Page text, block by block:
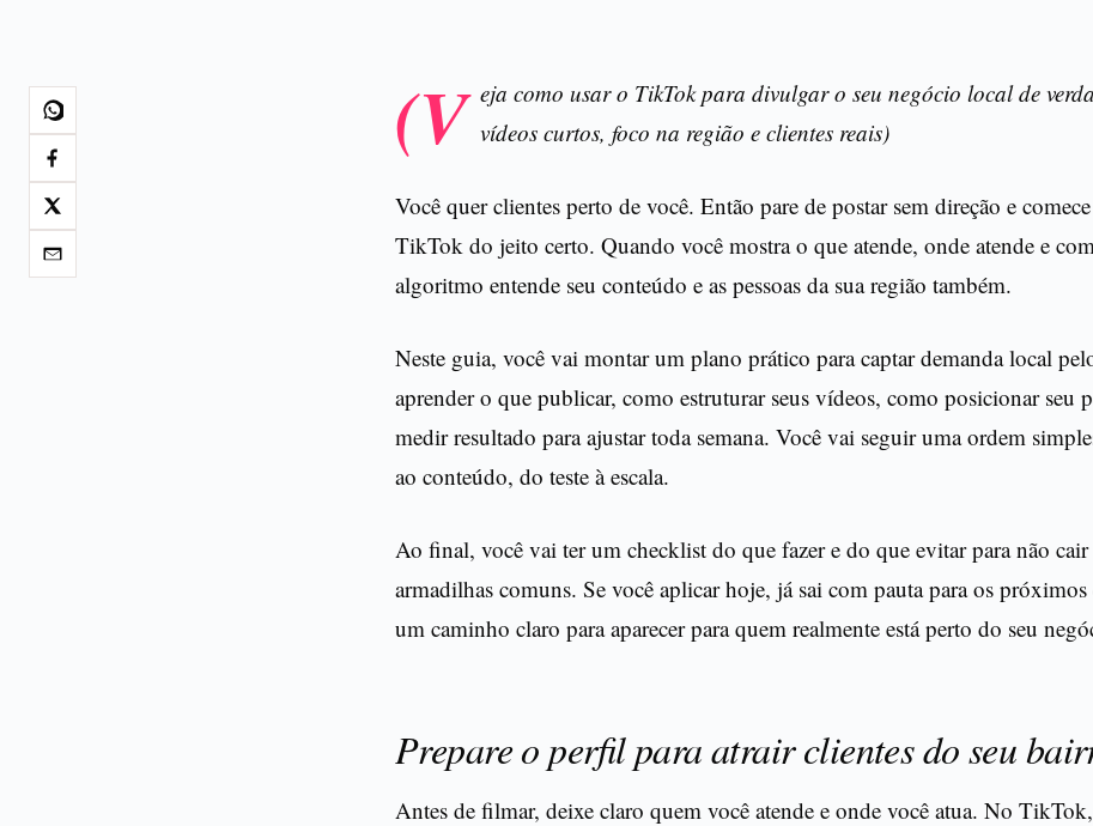
(V eja como usar o TikTok para divulgar o seu negócio local de
vídeos curtos, foco na região e clientes reais)
Você quer clientes perto de você. Então pare de postar sem direção e
TikTok do jeito certo. Quando você mostra o que atende, onde atende e
algoritmo entende seu conteúdo e as pessoas da sua região também.
Neste guia, você vai montar um plano prático para captar demanda local
aprender o que publicar, como estruturar seus vídeos, como posicionar seu
medir resultado para ajustar toda semana. Você vai seguir uma ordem
ao conteúdo, do teste à escala.
Ao final, você vai ter um checklist do que fazer e do que evitar para não
armadilhas comuns. Se você aplicar hoje, já sai com pauta para os
um caminho claro para aparecer para quem realmente está perto do seu
Prepare o perfil para atrair clientes do seu
Antes de filmar, deixe claro quem você atende e onde você atua. No TikTok,